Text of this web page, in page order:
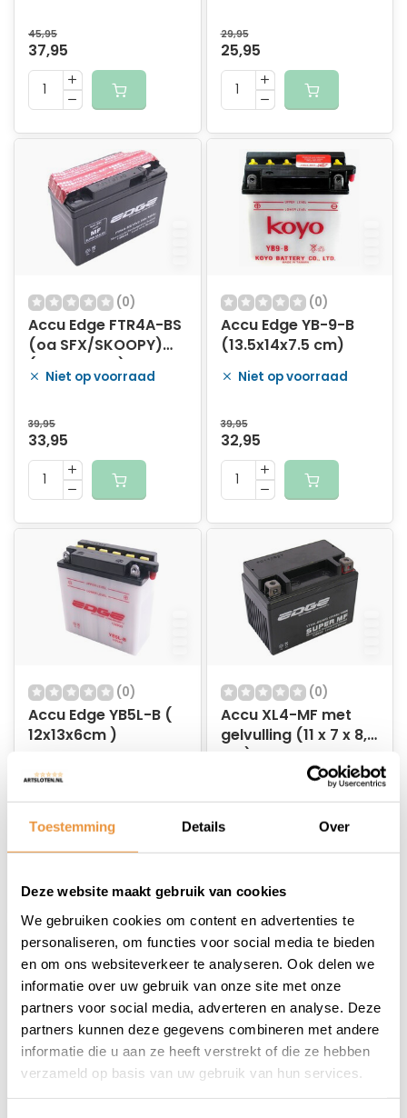
Toestemming Details Over
Deze website maakt gebruik van cookies
We gebruiken cookies om content en advertenties te
personaliseren, om functies voor social media te bieden
en om ons websiteverkeer te analyseren. Ook delen we
informatie over uw gebruik van onze site met onze
partners voor social media, adverteren en analyse. Deze
partners kunnen deze gegevens combineren met andere
informatie die u aan ze heeft verstrekt of die ze hebben
verzameld op basis van uw gebruik van hun services.
45,95
37,95
29,95
25,95
(0)
Accu Edge FTR4A-BS
(oa SFX/SKOOPY)
(11x5x8,5cm)
Niet op voorraad
39,95
33,95
(0)
Accu Edge YB-9-B
(13.5x14x7.5 cm)
Niet op voorraad
39,95
32,95
(0)
Accu Edge YB5L-B (
12x13x6cm )
20,95
(0)
Accu XL4-MF met
gelvulling (11 x 7 x 8,5
cm)
Op voorraad
18,95
(0)
Accu YB4L-B
(0)
Accudeksel Peugeot